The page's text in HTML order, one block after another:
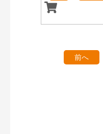
前へ